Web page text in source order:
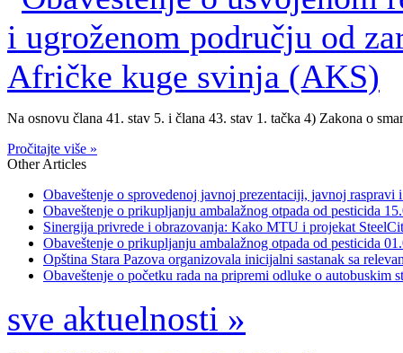
Na osnovu člana 41. stav 5. i člana 43. stav 1. tačka 4) Zakona o
Pročitajte više »
Other Articles
Obaveštenje o sprovedenoj javnoj prezentaciji, javnoj raspravi
Obaveštenje o prikupljanju ambalažnog otpada od pesticida
Sinergija privrede i obrazovanja: Kako MTU i projekat
Obaveštenje o prikupljanju ambalažnog otpada od pesticida
Opština Stara Pazova organizovala inicijalni sastanak sa
Obaveštenje o početku rada na pripremi odluke o autobuskim
sve aktuelnosti »